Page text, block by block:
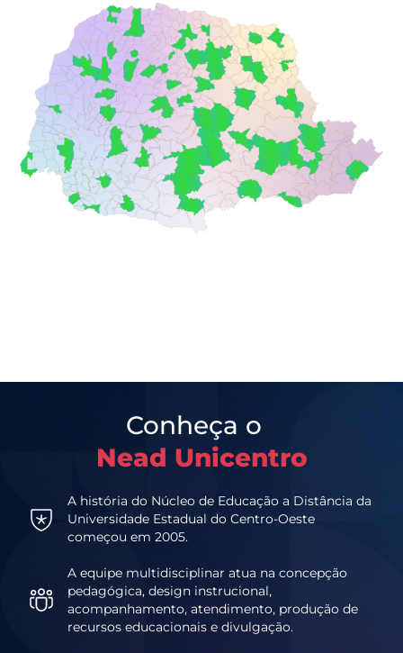
Conheça o
Nead Unicentro
A história do Núcleo de Educação a Distância da
Universidade Estadual do Centro-Oeste
começou em 2005.
A equipe multidisciplinar atua na concepção
pedagógica, design instrucional,
acompanhamento, atendimento, produção de
recursos educacionais e divulgação.